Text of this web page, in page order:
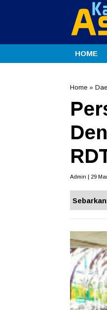
HOME
Home »
Admin | 29